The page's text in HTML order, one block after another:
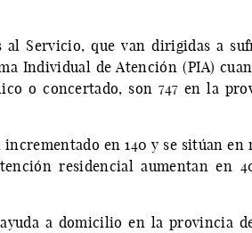
Servicio, que van dirigidas a
Individual de Atención (PIA)
o concertado, son 747 en la
en 140 y se sitúan en
residencial aumentan en
a domicilio en la provincia